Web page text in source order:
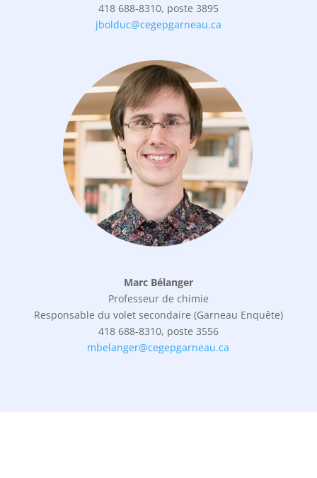
418 688-8310, poste 3895
jbolduc@cegepgarneau.ca
Marc Bélanger
Professeur de chimie
Responsable du volet secondaire (Garneau Enquête)
418 688-8310, poste 3556
mbelanger@cegepgarneau.ca